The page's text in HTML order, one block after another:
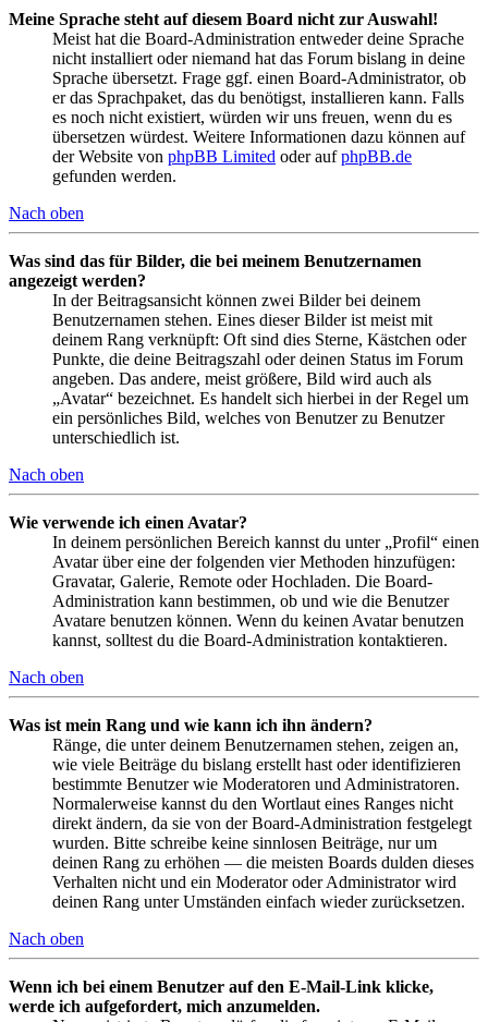
Meine Sprache steht auf diesem Board nicht zur Auswahl!
Meist hat die Board-Administration entweder deine Sprache
nicht installiert oder niemand hat das Forum bislang in deine
Sprache übersetzt. Frage ggf. einen Board-Administrator, ob
er das Sprachpaket, das du benötigst, installieren kann. Falls
es noch nicht existiert, würden wir uns freuen, wenn du es
übersetzen würdest. Weitere Informationen dazu können auf
der Website von phpBB Limited oder aufphpBB.de
gefunden werden.
Nach oben
Was sind das für Bilder, die bei meinem Benutzernamen
angezeigt werden?
In der Beitragsansicht können zwei Bilder bei deinem
Benutzernamen stehen. Eines dieser Bilder ist meist mit
deinem Rang verknüpft: Oft sind dies Sterne, Kästchen oder
Punkte, die deine Beitragszahl oder deinen Status im Forum
angeben. Das andere, meist größere, Bild wird auch als
„Avatar“ bezeichnet. Es handelt sich hierbei in der Regel um
ein persönliches Bild, welches von Benutzer zu Benutzer
unterschiedlich ist.
Nach oben
Wie verwende ich einen Avatar?
In deinem persönlichen Bereich kannst du unter „Profil“ einen
Avatar über eine der folgenden vier Methoden hinzufügen:
Gravatar, Galerie, Remote oder Hochladen. Die Board-
Administration kann bestimmen, ob und wie die Benutzer
Avatare benutzen können. Wenn du keinen Avatar benutzen
kannst, solltest du die Board-Administration kontaktieren.
Nach oben
Was ist mein Rang und wie kann ich ihn ändern?
Ränge, die unter deinem Benutzernamen stehen, zeigen an,
wie viele Beiträge du bislang erstellt hast oder identifizieren
bestimmte Benutzer wie Moderatoren und Administratoren.
Normalerweise kannst du den Wortlaut eines Ranges nicht
direkt ändern, da sie von der Board-Administration festgelegt
wurden. Bitte schreibe keine sinnlosen Beiträge, nur um
deinen Rang zu erhöhen — die meisten Boards dulden dieses
Verhalten nicht und ein Moderator oder Administrator wird
deinen Rang unter Umständen einfach wieder zurücksetzen.
Nach oben
Wenn ich bei einem Benutzer auf den E-Mail-Link klicke,
werde ich aufgefordert, mich anzumelden.